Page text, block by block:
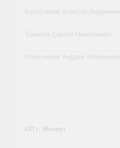
Колесников Алексей Андреевич
Томилов Сергей Николаевич
Колесников Андрей Алексеевич
ОП г. Мелеуз